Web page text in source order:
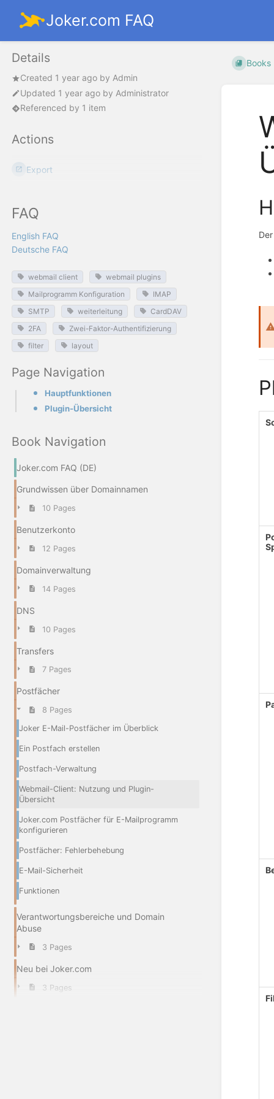
Joker.com FAQ
Details
Created 1 year ago by Admin
Updated 1 year ago by Administrator
Referenced by 1 item
Actions
Export
FAQ
English FAQ
Deutsche FAQ
webmail client
webmail plugins
Mailprogramm Konfiguration
IMAP
SMTP
weiterleitung
CardDAV
2FA
Zwei-Faktor-Authentifizierung
filter
layout
Page Navigation
Hauptfunktionen
Plugin-Übersicht
Book Navigation
Joker.com FAQ (DE)
Grundwissen über Domainnamen
10 Pages
Benutzerkonto
12 Pages
Domainverwaltung
14 Pages
DNS
10 Pages
Transfers
7 Pages
Postfächer
8 Pages
Joker E-Mail-Postfächer im Überblick
Ein Postfach erstellen
Postfach-Verwaltung
Webmail-Client: Nutzung und Plugin-
Übersicht
Joker.com Postfächer für E-Mailprogramm
konfigurieren
Postfächer: Fehlerbehebung
E-Mail-Sicherheit
Funktionen
Verantwortungsbereiche und Domain
Abuse
3 Pages
Neu bei Joker.com
3 Pages
Books